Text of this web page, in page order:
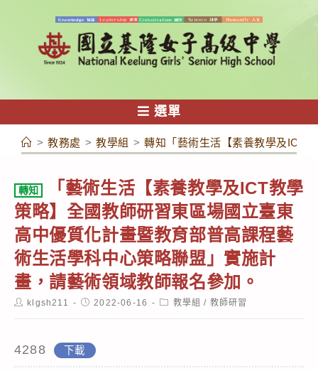
容
選單
> 教務處 > 教學組 > 轉知「藝術生活【素養教學及ICT
轉知
「藝術生活【素養教學及ICT教學
策略】全國教師研習東區場國立臺東
高中優質化計畫暨教育部普高課程藝
術生活學科中心策略聯盟」實施計
畫，請藝術領域教師報名參加。
Postklgsh211
Post2022-06-16
Post教學組 / 教師研習
4288 下載